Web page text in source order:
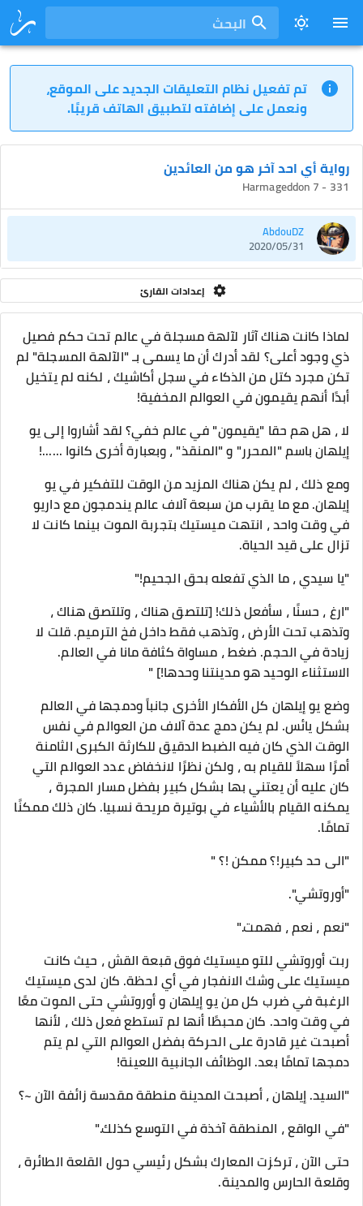
البحث
تم تفعيل نظام التعليقات الجديد على الموقع،
ونعمل على إضافته لتطبيق الهاتف قريبًا.
رواية أي احد آخر هو من العائدين
331 - Harmageddon 7
AbdouDZ
2020/05/31
إعدادات القارئ
لماذا كانت هناك آثار لآلهة مسجلة في عالم تحت حكم فصيل
ذي وجود أعلى؟ لقد أدرك أن ما يسمى بـ "الآلهة المسجلة" لم
تكن مجرد كتل من الذكاء في سجل أكاشيك ، لكنه لم يتخيل
أبدًا أنهم يقيمون في العوالم المخفية!
لا ، هل هم حقا "يقيمون" في عالم خفي؟ لقد أشاروا إلى يو
إيلهان باسم "المحرر" و "المنقذ" ، وبعبارة أخرى كانوا ......!
ومع ذلك ، لم يكن هناك المزيد من الوقت للتفكير في يو
إيلهان. مع ما يقرب من سبعة آلاف عالم يندمجون مع داريو
في وقت واحد ، انتهت ميستيك بتجربة الموت بينما كانت لا
تزال على قيد الحياة.
"يا سيدي ، ما الذي تفعله بحق الجحيم!"
"ارغ ، حسنًا ، سأفعل ذلك! [تلتصق هناك ، وتلتصق هناك ،
وتذهب تحت الأرض ، وتذهب فقط داخل فخ الترميم. قلت لا
زيادة في الحجم. ضغط ، مساواة كثافة مانا في العالم.
الاستثناء الوحيد هو مدينتنا وحدها!] "
وضع يو إيلهان كل الأفكار الأخرى جانباً ودمجها في العالم
بشكل يائس. لم يكن دمج عدة آلاف من العوالم في نفس
الوقت الذي كان فيه الضبط الدقيق للكارثة الكبرى الثامنة
أمرًا سهلاً للقيام به ، ولكن نظرًا لانخفاض عدد العوالم التي
كان عليه أن يعتني بها بشكل كبير بفضل مسار المجرة ،
يمكنه القيام بالأشياء في بوتيرة مريحة نسبيا. كان ذلك ممكنًا
تمامًا.
"الى حد كبير!؟ ممكن !؟ "
"أوروتشي".
"نعم ، نعم ، فهمت."
ربت أوروتشي للتو ميستيك فوق قبعة القش ، حيث كانت
ميستيك على وشك الانفجار في أي لحظة. كان لدى ميستيك
الرغبة في ضرب كل من يو إيلهان و أوروتشي حتى الموت معًا
في وقت واحد. كان محبطًا أنها لم تستطع فعل ذلك ، لأنها
أصبحت غير قادرة على الحركة بفضل العوالم التي لم يتم
دمجها تمامًا بعد. الوظائف الجانبية اللعينة!
"السيد. إيلهان ، أصبحت المدينة منطقة مقدسة زائفة الآن ~؟
"في الواقع ، المنطقة آخذة في التوسع كذلك."
حتى الآن ، تركزت المعارك بشكل رئيسي حول القلعة الطائرة ،
وقلعة الحارس والمدينة.